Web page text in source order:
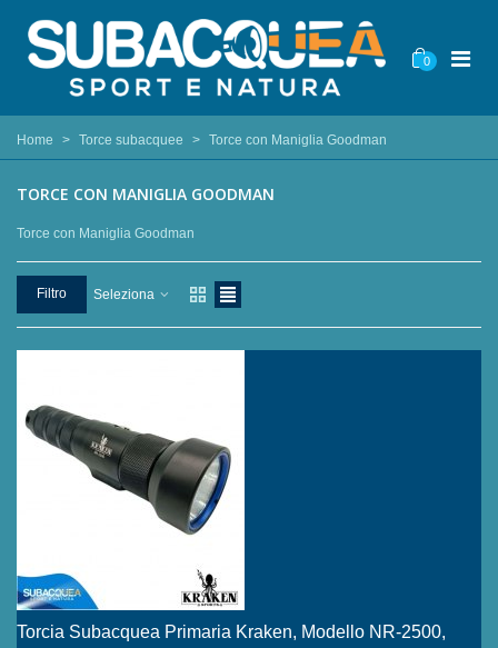
0
Home > Torce subacquee > Torce con Maniglia Goodman
TORCE CON MANIGLIA GOODMAN
Torce con Maniglia Goodman
Filtro Seleziona
Torcia Subacquea Primaria Kraken, Modello NR-2500,